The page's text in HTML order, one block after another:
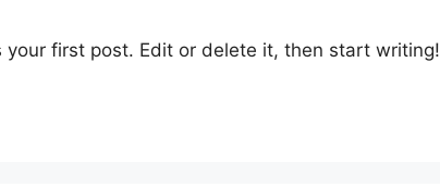
your first post. Edit or delete it, then start writing!